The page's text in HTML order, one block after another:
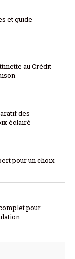
et guide
au Crédit
des
éclairé
pour un choix
pour